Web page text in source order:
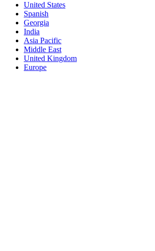
United States
Spanish
Georgia
India
Asia Pacific
Middle East
United Kingdom
Europe